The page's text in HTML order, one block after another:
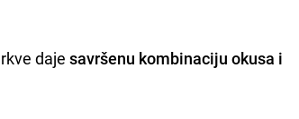
dajesavršenu kombinaciju okusa i